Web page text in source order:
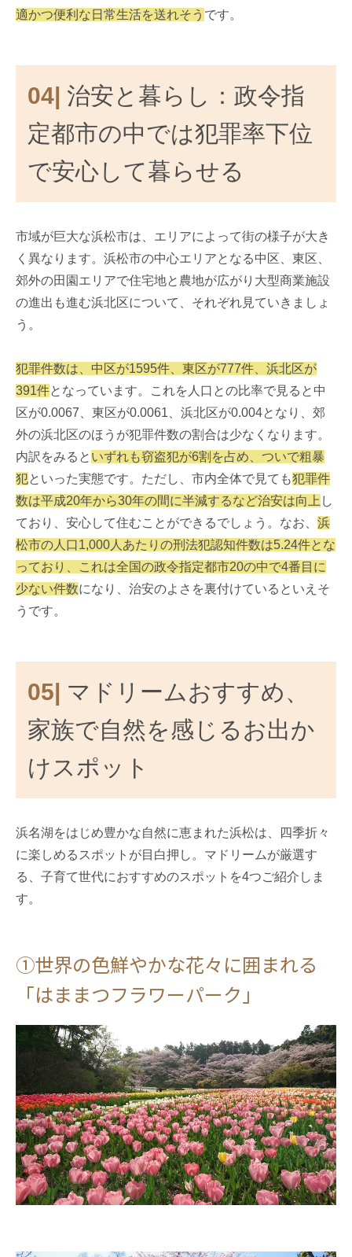
適かつ便利な日常生活を送れそう です。
04| 治安と暮らし：政令指
定都市の中では犯罪率下位
で安心して暮らせる
市域が巨大な浜松市は、エリアによって街の様子が大き
く異なります。浜松市の中心エリアとなる中区、東区、
郊外の田園エリアで住宅地と農地が広がり大型商業施設
の進出も進む浜北区について、それぞれ見ていきましょ
う。
犯罪件数は、中区が1595件、東区が777件、浜北区が
391件となっています。これを人口との比率で見ると中
区が0.0067、東区が0.0061、浜北区が0.004となり、郊
外の浜北区のほうが犯罪件数の割合は少なくなります。
内訳をみると いずれも窃盗犯が6割を占め、ついで粗暴
犯といった実態です。ただし、市内全体で見ても犯罪件
数は平成20年から30年の間に半減するなど治安は向上 し
ており、安心して住むことができるでしょう。なお、 浜
松市の人口1,000人あたりの刑法犯認知件数は5.24件とな
っており、これは全国の政令指定都市20の中で4番目に
少ない件数になり、治安のよさを裏付けているといえそ
うです。
05| マドリームおすすめ、
家族で自然を感じるお出か
けスポット
浜名湖をはじめ豊かな自然に恵まれた浜松は、四季折々
に楽しめるスポットが目白押し。マドリームが厳選す
る、子育て世代におすすめのスポットを4つご紹介しま
す。
①世界の色鮮やかな花々に囲まれる
「はままつフラワーパーク」